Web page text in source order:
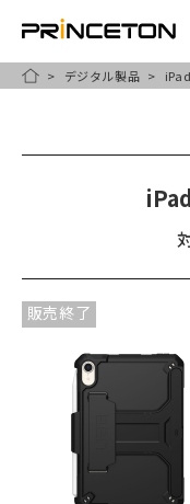
HOMEデジタル製品
販売終了